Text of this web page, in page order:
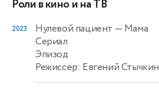
Роли в кино и на ТВ
2023 Нулевой пациент — Мама
Сериал
Эпизод
Режиссёр: Евгений Стычкин